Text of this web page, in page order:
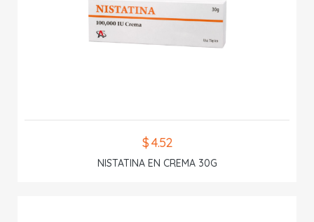
$ 4.52
NISTATINA EN CREMA 30G